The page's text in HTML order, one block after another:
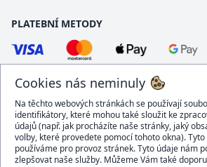
Cookies nás neminuly
Na těchto webových stránkách se používají
identifikátory, které mohou také sloužit ke
údajů (např. jak procházíte naše stránky, jaký
volby, které provedete pomocí tohoto okna).
používáme pro provoz stránek. Tyto údaje nám
zlepšovat naše služby. Můžeme Vám také
PLATEBNÍ METODY
DOPRAVCI